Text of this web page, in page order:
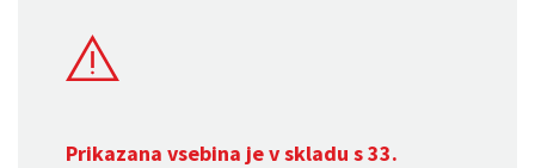
Prikazana vsebina je v skladu s 33.